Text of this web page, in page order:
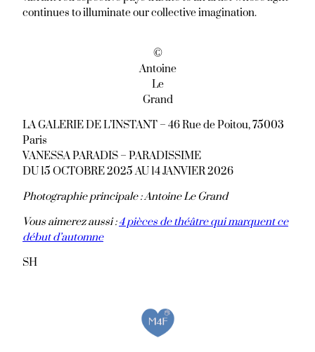
continues to illuminate our collective imagination.
©
Antoine
Le
Grand
LA GALERIE DE L’INSTANT – 46 Rue de Poitou, 75003
Paris
VANESSA PARADIS – PARADISSIME
DU 15 OCTOBRE 2025 AU 14 JANVIER 2026
Photographie principale : Antoine Le Grand
Vous aimerez aussi :4 pièces de théâtre qui marquent ce
début d’automne
SH